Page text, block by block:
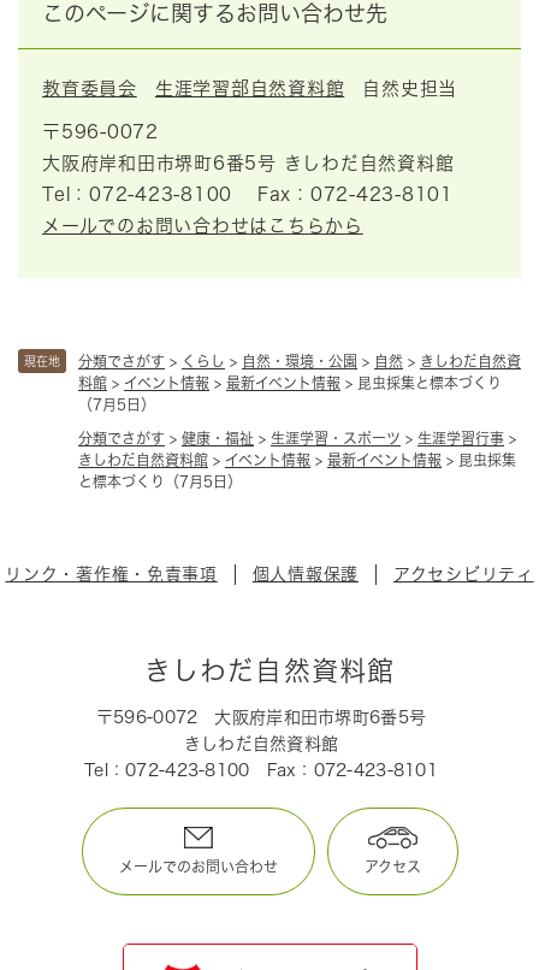
現在地 分類でさがす > くらし > 自然・環境・公園 > 自然 > きしわだ自然資
料館 > イベント情報 > 最新イベント情報 > 昆虫採集と標本づくり
（7月5日）
分類でさがす > 健康・福祉 > 生涯学習・スポーツ > 生涯学習行事 >
きしわだ自然資料館 > イベント情報 > 最新イベント情報 > 昆虫採集
と標本づくり（7月5日）
このページに関するお問い合わせ先
教育委員会 生涯学習部自然資料館 自然史担当
〒596-0072
大阪府岸和田市堺町6番5号 きしわだ自然資料館
Tel：072-423-8100
Fax：072-423-8101
メールでのお問い合わせはこちらから
リンク・著作権・免責事項 個人情報保護 アクセシビリティ
きしわだ自然資料館
〒596-0072
大阪府岸和田市堺町6番5号
きしわだ自然資料館
Tel：072-423-8100
Fax：072-423-8101
メールでのお問い合わせ アクセス